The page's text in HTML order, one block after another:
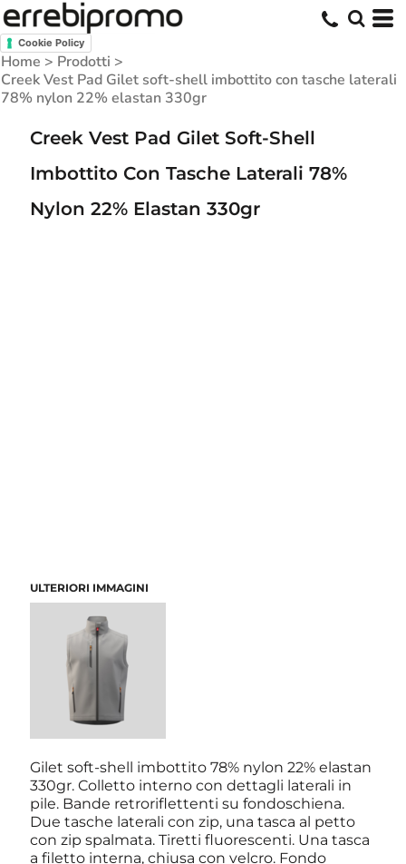
Cookie Policy
Home > Prodotti >
Creek Vest Pad Gilet soft-shell imbottito con tasche laterali
78% nylon 22% elastan 330gr
Creek Vest Pad Gilet Soft-Shell
Imbottito Con Tasche Laterali 78%
Nylon 22% Elastan 330gr
ULTERIORI IMMAGINI
Gilet soft-shell imbottito 78% nylon 22% elastan
330gr. Colletto interno con dettagli laterali in
pile. Bande retroriflettenti su fondoschiena.
Due tasche laterali con zip, una tasca al petto
con zip spalmata. Tiretti fluorescenti. Una tasca
a filetto interna, chiusa con velcro. Fondo